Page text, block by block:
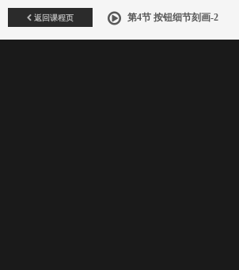
返回课程页 第4节 按钮细节刻画-2